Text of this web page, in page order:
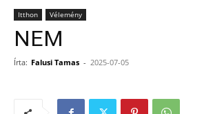
Itthon Vélemény
NEM
Írta: Falusi Tamas - 2025-07-05